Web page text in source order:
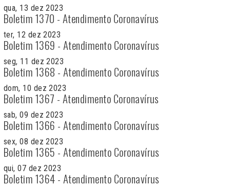
qua, 13 dez 2023
Boletim 1370 - Atendimento Coronavírus
ter, 12 dez 2023
Boletim 1369 - Atendimento Coronavírus
seg, 11 dez 2023
Boletim 1368 - Atendimento Coronavírus
dom, 10 dez 2023
Boletim 1367 - Atendimento Coronavírus
sab, 09 dez 2023
Boletim 1366 - Atendimento Coronavírus
sex, 08 dez 2023
Boletim 1365 - Atendimento Coronavírus
qui, 07 dez 2023
Boletim 1364 - Atendimento Coronavírus